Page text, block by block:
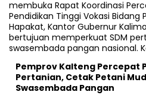
Pemprov Kalteng Percepat
Pertanian, Cetak Petani
Swasembada Pangan